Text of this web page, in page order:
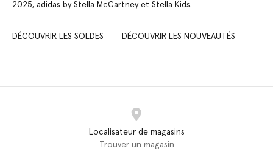
2025, adidas by Stella McCartney et Stella Kids.
DÉCOUVRIR LES SOLDES DÉCOUVRIR LES NOUVEAUTÉS
Localisateur de magasins
Trouver un magasin